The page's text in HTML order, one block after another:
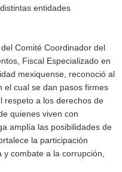
entidades
Comité Coordinador del
Fiscal Especializado en
mexiquense, reconoció al
el cual se dan pasos firmes
respeto a los derechos de
quienes viven con
amplía las posibilidades de
la participación
combate a la corrupción,